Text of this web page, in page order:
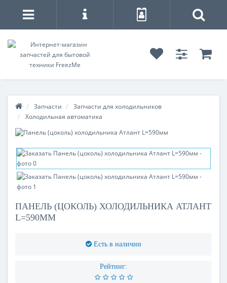
Запчасти
Запчасти для холодильников
Холодильная автоматика
ПАНЕЛЬ (ЦОКОЛЬ) ХОЛОДИЛЬНИКА АТЛАНТ
L=590ММ
Есть в наличии
Рейтинг: